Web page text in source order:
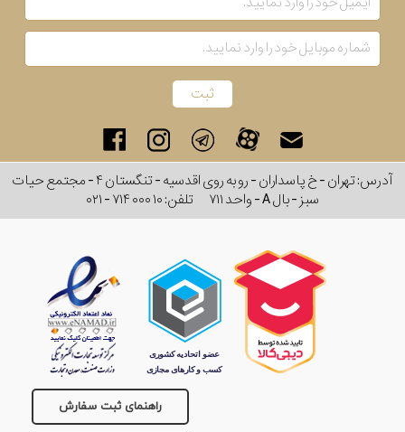
آدرس: تهران - خ پاسداران - رو به روی اقدسیه - تنگستان ۴ - مجتمع حیات
سبز - بال A - واحد ۷۱۱
تلفن:۰۲۱ - ۷۱۴ ۰۰۰ ۱۰
راهنمای ثبت سفارش